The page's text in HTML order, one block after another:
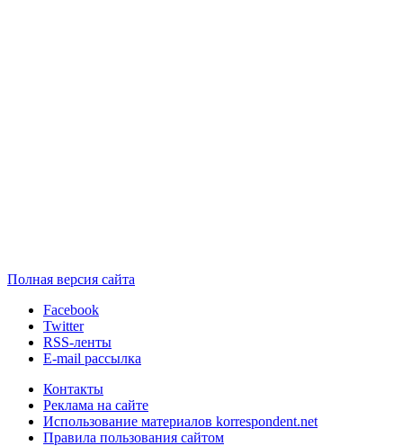
Полная версия сайта
Facebook
Twitter
RSS-ленты
E-mail рассылка
Контакты
Реклама на сайте
Использование материалов korrespondent.net
Правила пользования сайтом